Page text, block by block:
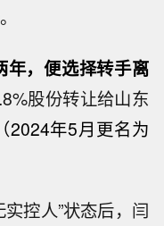
年，便选择转手离
股份转让给山东
（2024年5月更名为
控人”状态后，闫